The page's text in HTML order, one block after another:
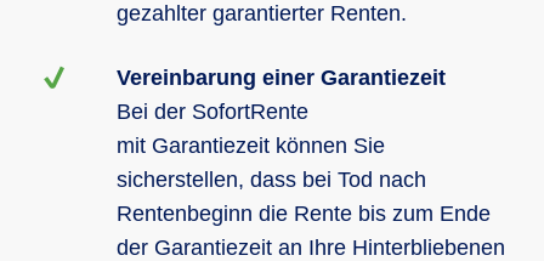
gezahlter garantierter Renten.
Vereinbarung einer Garantiezeit
Bei der SofortRente
mit Garantiezeit können Sie
sicherstellen, dass bei Tod nach
Rentenbeginn die Rente bis zum Ende
der Garantiezeit an Ihre Hinterbliebenen